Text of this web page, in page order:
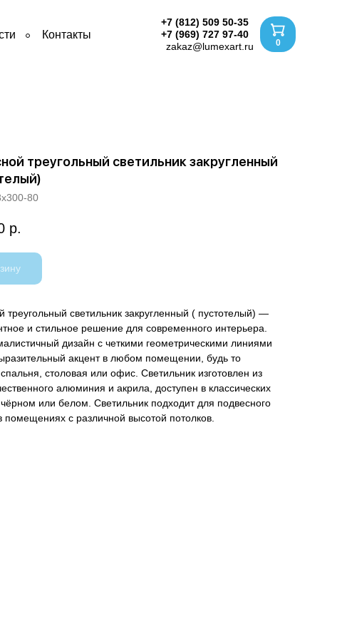
Контакты
+7 (812) 509 50-35
+7 (969) 727 97-40
zakaz@lumexart.ru
0
треугольный светильник закругленный
80
р.
треугольный светильник закругленный ( пустотелый) —
и стильное решение для современного интерьера.
дизайн с четкими геометрическими линиями
акцент в любом помещении, будь то
спальня, столовая или офис. Светильник изготовлен из
алюминия и акрила, доступен в классических
или белом. Светильник подходит для подвесного
помещениях с различной высотой потолков.